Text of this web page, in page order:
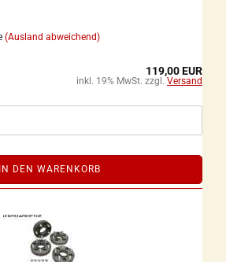
(Ausland abweichend)
119,00 EUR
inkl. 19% MwSt. zzgl. Versand
IN DEN WARENKORB